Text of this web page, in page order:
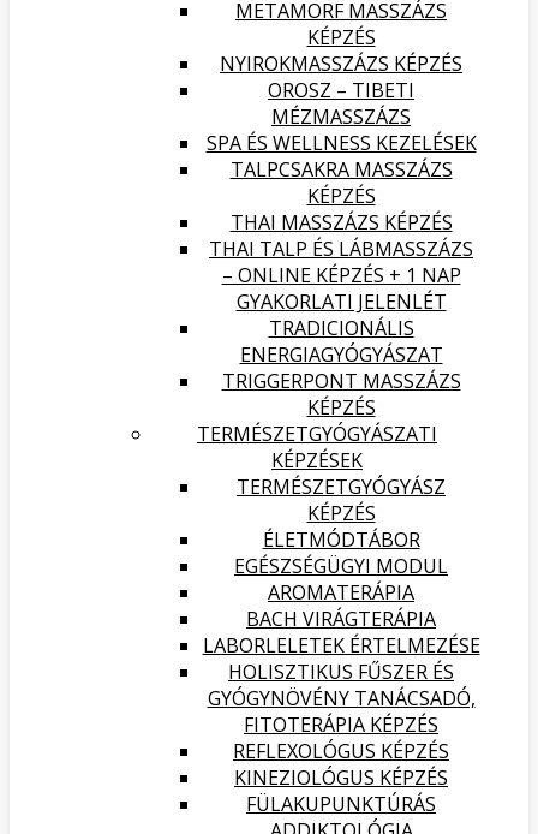
METAMORF MASSZÁZS
KÉPZÉS
NYIROKMASSZÁZS KÉPZÉS
OROSZ – TIBETI
MÉZMASSZÁZS
SPA ÉS WELLNESS KEZELÉSEK
TALPCSAKRA MASSZÁZS
KÉPZÉS
THAI MASSZÁZS KÉPZÉS
THAI TALP ÉS LÁBMASSZÁZS
– ONLINE KÉPZÉS + 1 NAP
GYAKORLATI JELENLÉT
TRADICIONÁLIS
ENERGIAGYÓGYÁSZAT
TRIGGERPONT MASSZÁZS
KÉPZÉS
TERMÉSZETGYÓGYÁSZATI
KÉPZÉSEK
TERMÉSZETGYÓGYÁSZ
KÉPZÉS
ÉLETMÓDTÁBOR
EGÉSZSÉGÜGYI MODUL
AROMATERÁPIA
BACH VIRÁGTERÁPIA
LABORLELETEK ÉRTELMEZÉSE
HOLISZTIKUS FŰSZER ÉS
GYÓGYNÖVÉNY TANÁCSADÓ,
FITOTERÁPIA KÉPZÉS
REFLEXOLÓGUS KÉPZÉS
KINEZIOLÓGUS KÉPZÉS
FÜLAKUPUNKTÚRÁS